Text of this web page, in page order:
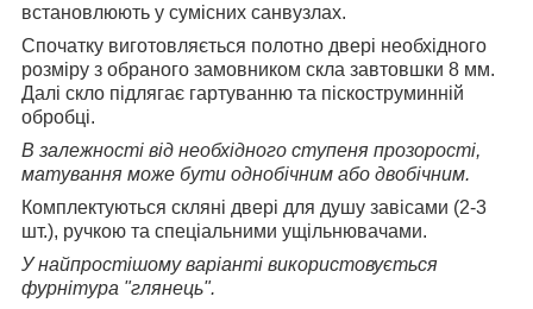
встановлюють у сумісних санвузлах.
Спочатку виготовляється полотно двері необхідного
розміру з обраного замовником скла завтовшки 8 мм.
Далі скло підлягає гартуванню та піскоструминній
обробці.
В залежності від необхідного ступеня прозорості,
матування може бути однобічним або двобічним.
Комплектуються скляні двері для душу завісами (2-3
шт.), ручкою та спеціальними ущільнювачами.
У найпростішому варіанті використовується
фурнітура "глянець".